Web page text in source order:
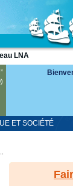
LNA
ET SOCIÉTÉ